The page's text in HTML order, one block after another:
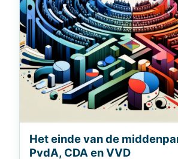
Het einde van de
PvdA, CDA en VVD